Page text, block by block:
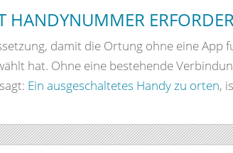
HANDYNUMMER
damit die Ortung ohne eine
hat. Ohne eine bestehende
Ein ausgeschaltetes Handy zu orten,